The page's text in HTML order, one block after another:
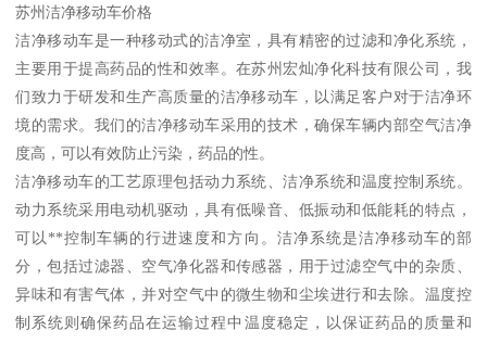
苏州洁净移动车价格
洁净移动车是一种移动式的洁净室，具有精密的过滤和净化系统，
主要用于提高药品的性和效率。在苏州宏灿净化科技有限公司，我
们致力于研发和生产高质量的洁净移动车，以满足客户对于洁净环
境的需求。我们的洁净移动车采用的技术，确保车辆内部空气洁净
度高，可以有效防止污染，药品的性。
洁净移动车的工艺原理包括动力系统、洁净系统和温度控制系统。
动力系统采用电动机驱动，具有低噪音、低振动和低能耗的特点，
可以**控制车辆的行进速度和方向。洁净系统是洁净移动车的部
分，包括过滤器、空气净化器和传感器，用于过滤空气中的杂质、
异味和有害气体，并对空气中的微生物和尘埃进行和去除。温度控
制系统则确保药品在运输过程中温度稳定，以保证药品的质量和